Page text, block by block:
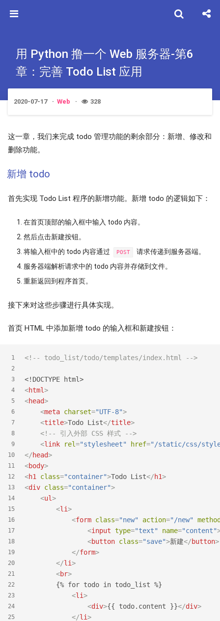
用 Python 撸一个 Web 服务器-第6
章：完善 Todo List 应用
2020-07-17 Web 328
这一章，我们来完成 todo 管理功能的剩余部分：新增、修改和
删除功能。
新增 todo
首先实现 Todo List 程序的新增功能。新增 todo 的逻辑如下：
在首页顶部的输入框中输入 todo 内容。
然后点击新建按钮。
将输入框中的 todo 内容通过
POST
请求传递到服务器端。
服务器端解析请求中的 todo 内容并存储到文件。
重新返回到程序首页。
接下来对这些步骤进行具体实现。
首页 HTML 中添加新增 todo 的输入框和新建按钮：
1
2
3
4
5
6
7
8
9
10
11
12
13
14
15
16
17
18
19
20
21
22
23
24
25
<!-- todo_list/todo/templates/index.html -->
<!DOCTYPE html>
<html>
<head>
<meta charset="UTF-8">
<title>Todo List</title>
<!-- 引入外部 CSS 样式 -->
<link rel="stylesheet" href="/static/css/
</head>
<body>
<h1 class="container">Todo List</h1>
<div class="container">
<ul>
<li>
<form class="new" action="/new"
<input type="text" name="content"
<button class="save">新建</button>
</form>
</li>
<br>
        {% for todo in todo_list %}
<li>
<div>{{ todo.content }}</div>
</li>